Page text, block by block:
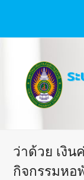
ว่าด้วย เงิ
กิจกรรมหอ